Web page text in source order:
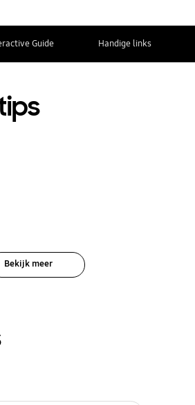
Guide Handige links
Bekijk meer